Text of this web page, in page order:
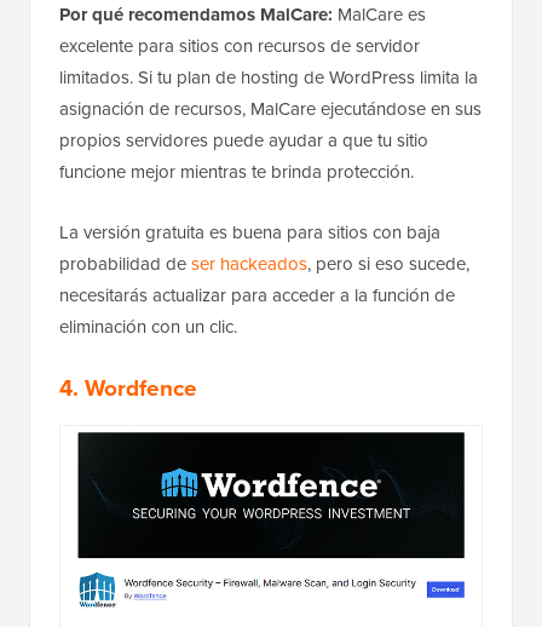
Por qué recomendamos MalCare: MalCare es
excelente para sitios con recursos de servidor
limitados. Si tu plan de hosting de WordPress limita la
asignación de recursos, MalCare ejecutándose en sus
propios servidores puede ayudar a que tu sitio
funcione mejor mientras te brinda protección.
La versión gratuita es buena para sitios con baja
probabilidad deser hackeados, pero si eso sucede,
necesitarás actualizar para acceder a la función de
eliminación con un clic.
4. Wordfence